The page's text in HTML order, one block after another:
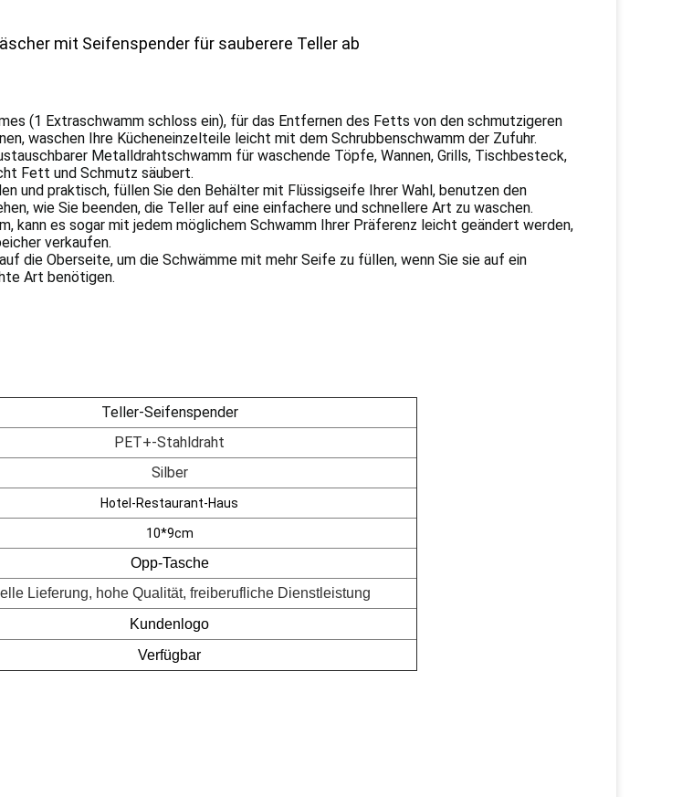
mit Seifenspender für sauberere Teller ab
(1 Extraschwamm schloss ein), für das Entfernen des Fetts von den schmutzigeren
waschen Ihre Kücheneinzelteile leicht mit dem Schrubbenschwamm der Zufuhr.
Metalldrahtschwamm für waschende Töpfe, Wannen, Grills, Tischbesteck,
Fett und Schmutz säubert.
und praktisch, füllen Sie den Behälter mit Flüssigseife Ihrer Wahl, benutzen den
wie Sie beenden, die Teller auf eine einfachere und schnellere Art zu waschen.
kann es sogar mit jedem möglichem Schwamm Ihrer Präferenz leicht geändert werden,
verkaufen.
die Oberseite, um die Schwämme mit mehr Seife zu füllen, wenn Sie sie auf ein
Art benötigen.
Teller-Seifenspender
PET+-Stahldraht
Silber
Hotel-Restaurant-Haus
10*9cm
Opp-Tasche
Lieferung, hohe Qualität, freiberufliche Dienstleistung
Kundenlogo
Verfügbar